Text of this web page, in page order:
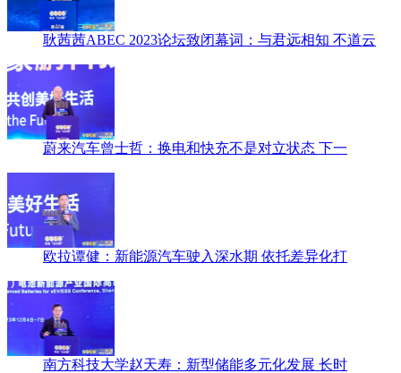
耿茜茜ABEC 2023论坛致闭幕词：与君远相知 不道云
蔚来汽车曾士哲：换电和快充不是对立状态 下一
欧拉谭健：新能源汽车驶入深水期 依托差异化打
南方科技大学赵天寿：新型储能多元化发展 长时